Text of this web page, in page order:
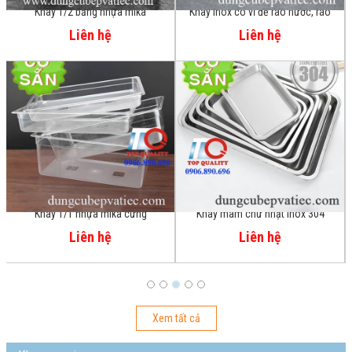
Khay inox có vỉ để ráo nước, ráo
dầu, khay hấp, khay nướng
Liên hệ
Khay mâm chữ nhật inox 304
Liên hệ
Khay inox 304 chữ nhật có nắp -
lưu trữ thực phẩm tủ lạnh-khay đút
Liên hệ
Nắp PC tròn – chữ nhật – vuông
đậy khay thức ăn buffet-khay trưng
bày thức ăn khu ẩm thực – trưng
bày đồ ăn quầy thức ăn
Liên hệ
Xem tất cả